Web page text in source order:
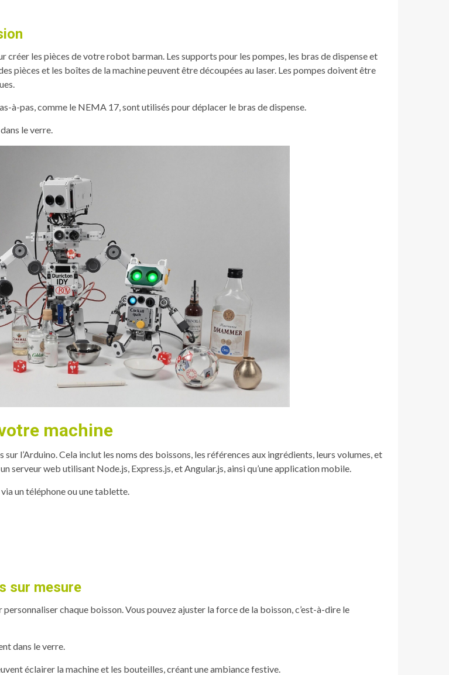
créer les pièces de votre robot barman. Les supports pour les pompes, les bras de dispense et
pièces et les boîtes de la machine peuvent être découpées au laser. Les pompes doivent être
à-pas, comme le NEMA 17, sont utilisés pour déplacer le bras de dispense.
le verre.
machine
l’Arduino. Cela inclut les noms des boissons, les références aux ingrédients, leurs volumes, et
serveur web utilisant Node.js, Express.js, et Angular.js, ainsi qu’une application mobile.
un téléphone ou une tablette.
sur mesure
chaque boisson. Vous pouvez ajuster la force de la boisson, c’est-à-dire le
dans le verre.
éclairer la machine et les bouteilles, créant une ambiance festive.